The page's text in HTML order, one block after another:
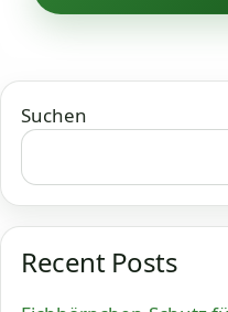
Suchen
Recent Posts